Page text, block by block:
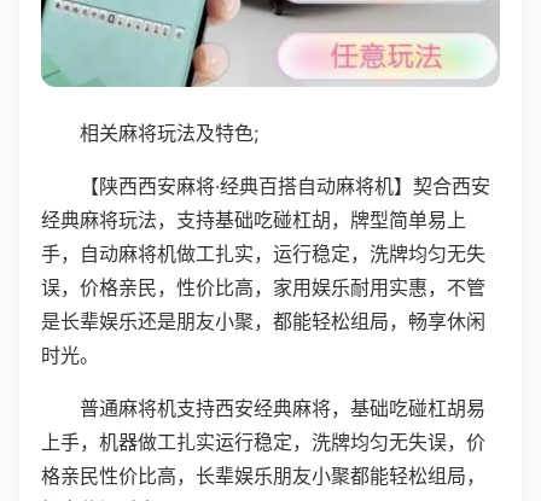
相关麻将玩法及特色;
【陕西西安麻将·经典百搭自动麻将机】契合西安
经典麻将玩法，支持基础吃碰杠胡，牌型简单易上
手，自动麻将机做工扎实，运行稳定，洗牌均匀无失
误，价格亲民，性价比高，家用娱乐耐用实惠，不管
是长辈娱乐还是朋友小聚，都能轻松组局，畅享休闲
时光。
普通麻将机支持西安经典麻将，基础吃碰杠胡易
上手，机器做工扎实运行稳定，洗牌均匀无失误，价
格亲民性价比高，长辈娱乐朋友小聚都能轻松组局，